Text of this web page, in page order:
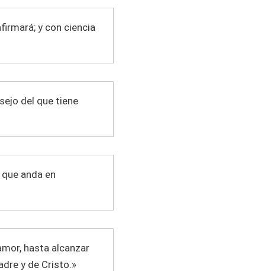
y con ciencia
del que tiene
anda en
hasta alcanzar
y de Cristo.»